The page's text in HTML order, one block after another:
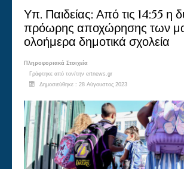
Υπ. Παιδείας: Από τις 14:55 η
πρόωρης αποχώρησης των
ολοήμερα δημοτικά σχολεία
Πληροφοριακά Στοιχεία
Γράφτηκε από τον/την ertnews.gr
Δημοσιεύθηκε : 28 Αύγουστος 2023